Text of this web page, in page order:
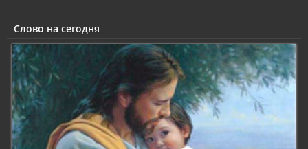
Слово на сегодня